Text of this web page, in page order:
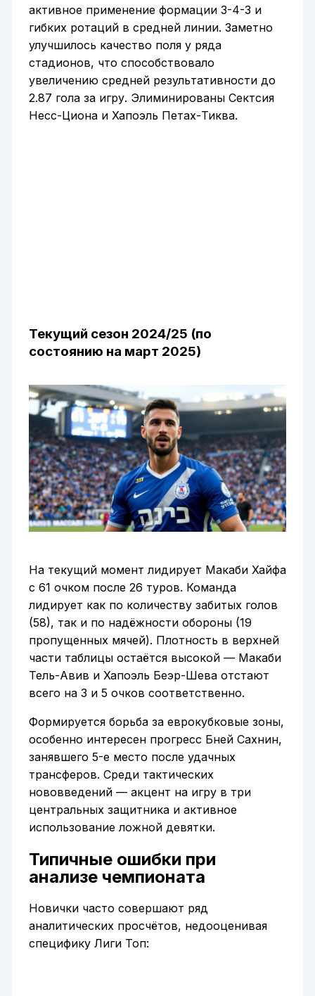
активное применение формации 3-4-3 и
гибких ротаций в средней линии. Заметно
улучшилось качество поля у ряда
стадионов, что способствовало
увеличению средней результативности до
2.87 гола за игру. Элиминированы Сектсия
Несс-Циона и Хапоэль Петах-Тиква.
Текущий сезон 2024/25 (по
состоянию на март 2025)
На текущий момент лидирует Макаби Хайфа
с 61 очком после 26 туров. Команда
лидирует как по количеству забитых голов
(58), так и по надёжности обороны (19
пропущенных мячей). Плотность в верхней
части таблицы остаётся высокой — Макаби
Тель-Авив и Хапоэль Беэр-Шева отстают
всего на 3 и 5 очков соответственно.
Формируется борьба за еврокубковые зоны,
особенно интересен прогресс Бней Сахнин,
занявшего 5-е место после удачных
трансферов. Среди тактических
нововведений — акцент на игру в три
центральных защитника и активное
использование ложной девятки.
Типичные ошибки при
анализе чемпионата
Новички часто совершают ряд
аналитических просчётов, недооценивая
специфику Лиги Топ: